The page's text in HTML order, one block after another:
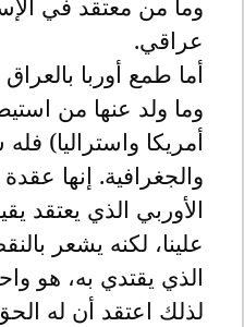
عراقي.
أما طمع أوربا
وما ولد عنها من
أمريكا واستراليا)
والجغرافية. إنها
الأوربي الذي يعتقد
علينا، لكنه يشعر
الذي يقتدي به، هو
لذلك اعتقد أن له